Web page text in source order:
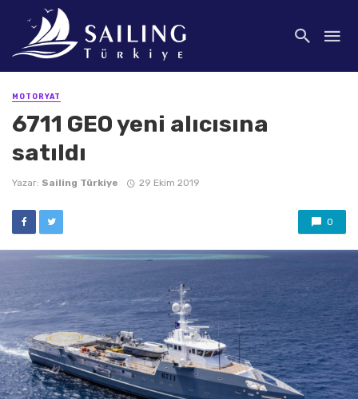
MOTORYAT
6711 GEO yeni alıcısına
satıldı
Yazar: Sailing Türkiye 29 Ekim 2019
0